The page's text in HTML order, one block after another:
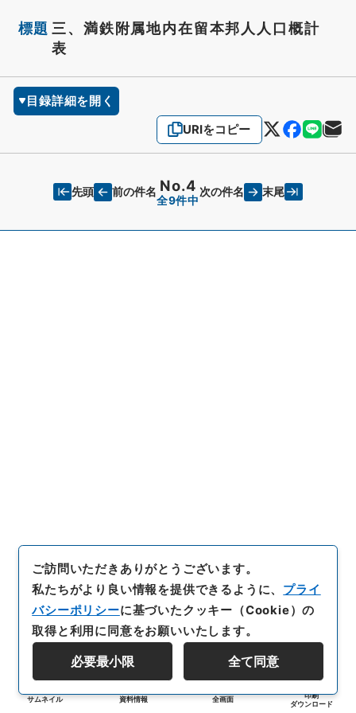
標題 三、満鉄附属地内在留本邦人人口概計
表
目録詳細を開く
URIをコピー
先頭 前の件名 No.4
全9件中
次の件名 末尾
サムネイル 資料情報 全画面
印刷
ダウンロード
ご訪問いただきありがとうございます。
私たちがより良い情報を提供できるように、 プライ
バシーポリシーに基づいたクッキー（Cookie）の
取得と利用に同意をお願いいたします。
必要最小限 全て同意